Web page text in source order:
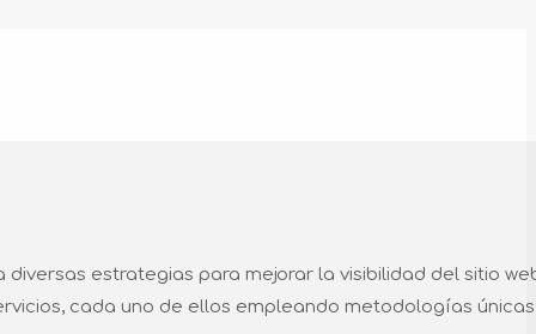
estrategias para mejorar la visibilidad del sitio
cada uno de ellos empleando metodologías únicas